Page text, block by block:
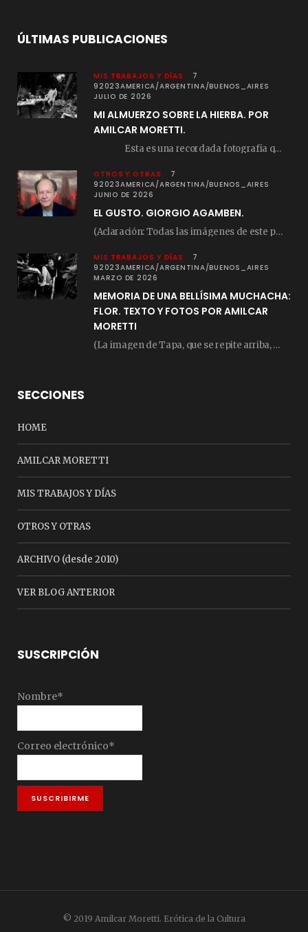
ÚLTIMAS PUBLICACIONES
MIS TRABAJOS Y DÍAS
7
92023AMERICA/ARGENTINA/BUENOS_AIRES
JULIO DE 2026
MI ALMUERZO SOBRE LA HIERBA. POR
AMILCAR MORETTI.
Esta es una recordada fotografía que registré…
OTROS Y OTRAS
7
92023AMERICA/ARGENTINA/BUENOS_AIRES
JUNIO DE 2026
EL GUSTO. GIORGIO AGAMBEN.
(Aclaración: Todas las imágenes de este posteo fueron tomadas de Bloghemia.com, y todos los…
MIS TRABAJOS Y DÍAS
7
92023AMERICA/ARGENTINA/BUENOS_AIRES
MARZO DE 2026
MEMORIA DE UNA BELLÍSIMA MUCHACHA:
FLOR. TEXTO Y FOTOS POR AMILCAR
MORETTI
(La imagen de Tapa, que se repite arriba, fue compuesta por Amilcar Moretti el viernes…
SECCIONES
HOME
AMILCAR MORETTI
MIS TRABAJOS Y DÍAS
OTROS Y OTRAS
ARCHIVO (desde 2010)
VER BLOG ANTERIOR
SUSCRIPCIÓN
Nombre*
Correo electrónico*
© 2019 Amilcar Moretti. Erótica de la Cultura